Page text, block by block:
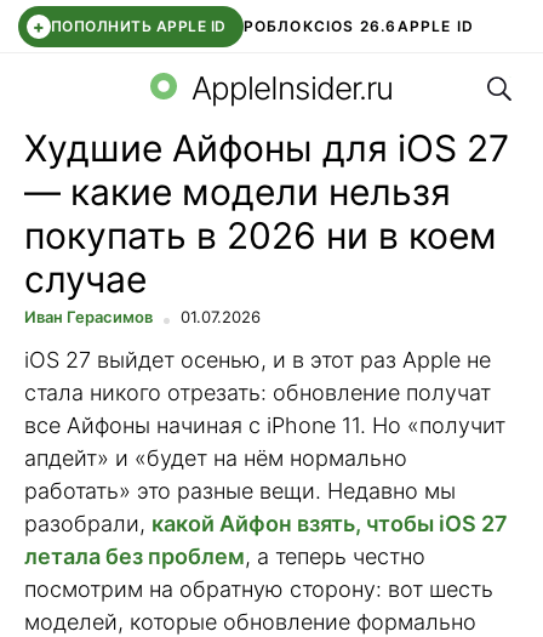
+ ПОПОЛНИТЬ APPLE ID РОБЛОКСIOS 26.6 APPLE ID
WHATSAPP DDE STOREAPP STOREOZON БАНК
AppleInsider.ru
Худшие Айфоны для iOS 27
— какие модели нельзя
покупать в 2026 ни в коем
случае
Иван Герасимов 01.07.2026
iOS 27 выйдет осенью, и в этот раз Apple не
стала никого отрезать: обновление получат
все Айфоны начиная с iPhone 11. Но «получит
апдейт» и «будет на нём нормально
работать» это разные вещи. Недавно мы
разобрали, какой Айфон взять, чтобы iOS 27
летала без проблем, а теперь честно
посмотрим на обратную сторону: вот шесть
моделей, которые обновление формально